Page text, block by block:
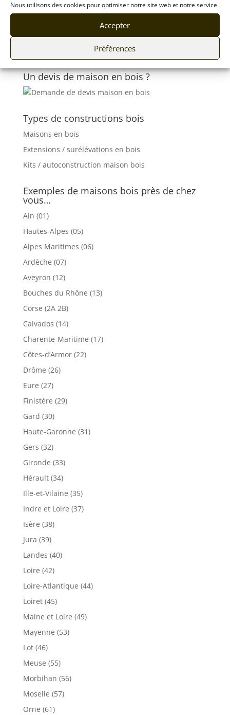
Nous utilisons des cookies pour optimiser notre site web et notre service.
Accepter
Préférences
Un devis de maison en bois ?
Types de constructions bois
Maisons en bois
Extensions / surélévations en bois
Kits / autoconstruction maison bois
Exemples de maisons bois près de chez
vous…
Ain (01)
Hautes-Alpes (05)
Alpes Maritimes (06)
Ardèche (07)
Aveyron (12)
Bouches du Rhône (13)
Corse (2A 2B)
Calvados (14)
Charente-Maritime (17)
Côtes-d’Armor (22)
Drôme (26)
Eure (27)
Finistère (29)
Gard (30)
Haute-Garonne (31)
Gers (32)
Gironde (33)
Hérault (34)
Ille-et-Vilaine (35)
Indre et Loire (37)
Isère (38)
Jura (39)
Landes (40)
Loire (42)
Loire-Atlantique (44)
Loiret (45)
Maine et Loire (49)
Mayenne (53)
Lot (46)
Meuse (55)
Morbihan (56)
Moselle (57)
Orne (61)